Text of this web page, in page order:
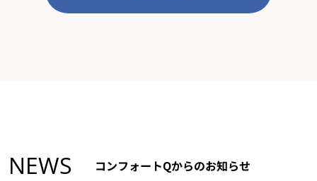
NEWS コンフォートQからのお知らせ